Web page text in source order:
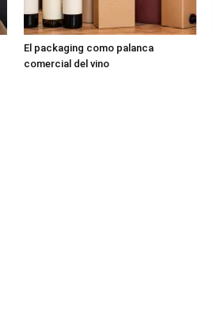
El packaging como palanca
comercial del vino